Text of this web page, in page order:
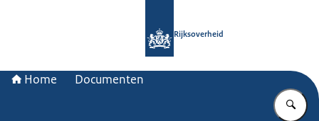
Rijksoverheid
Home Documenten